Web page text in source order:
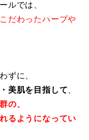
ルでは、
だわったハーブや
ずに、
美肌を目指して
の、
るようになってい